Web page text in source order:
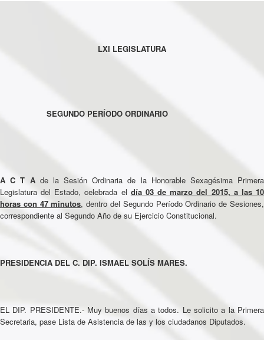
LXI LEGISLATURA
SEGUNDO PERÍODO ORDINARIO
A C T Ade la Sesión Ordinaria de la Honorable Sexagésima Primera
Legislatura del Estado, celebrada el día 03 de marzo del 2015, a las 10
horas con 47 minutos, dentro del Segundo Período Ordinario de Sesiones,
correspondiente al Segundo Año de su Ejercicio Constitucional.
PRESIDENCIA DEL C. DIP. ISMAEL SOLÍS MARES.
EL DIP. PRESIDENTE.- Muy buenos días a todos. Le solicito a la Primera
Secretaria, pase Lista de Asistencia de las y los ciudadanos Diputados.